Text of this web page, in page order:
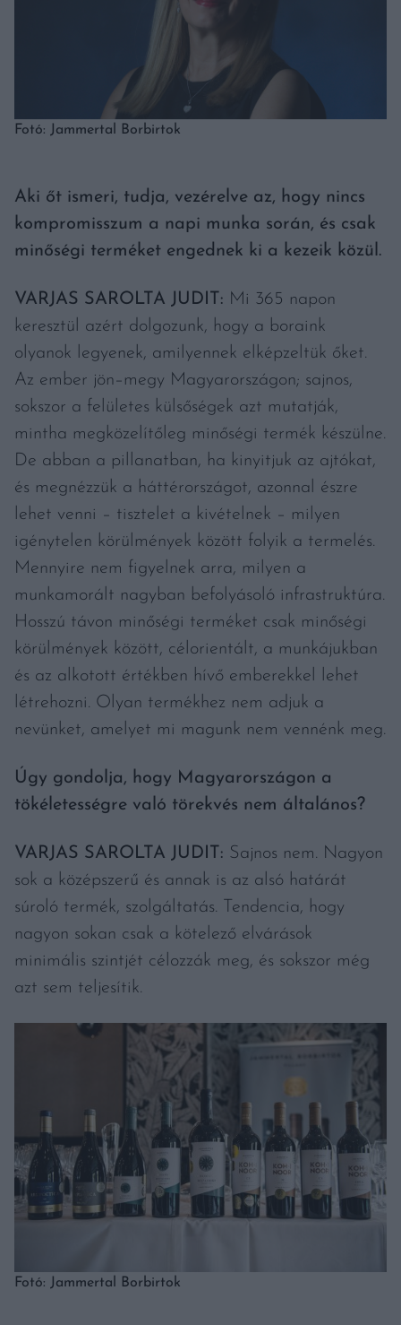
Fotó: Jammertal Borbirtok
Aki őt ismeri, tudja, vezérelve az, hogy nincs
kompromisszum a napi munka során, és csak
minőségi terméket engednek ki a kezeik közül.
VARJAS SAROLTA JUDIT: Mi 365 napon
keresztül azért dolgozunk, hogy a boraink
olyanok legyenek, amilyennek elképzeltük őket.
Az ember jön–megy Magyarországon; sajnos,
sokszor a felületes külsőségek azt mutatják,
mintha megközelítőleg minőségi termék készülne.
De abban a pillanatban, ha kinyitjuk az ajtókat,
és megnézzük a háttérországot, azonnal észre
lehet venni – tisztelet a kivételnek – milyen
igénytelen körülmények között folyik a termelés.
Mennyire nem figyelnek arra, milyen a
munkamorált nagyban befolyásoló infrastruktúra.
Hosszú távon minőségi terméket csak minőségi
körülmények között, célorientált, a munkájukban
és az alkotott értékben hívő emberekkel lehet
létrehozni. Olyan termékhez nem adjuk a
nevünket, amelyet mi magunk nem vennénk meg.
Úgy gondolja, hogy Magyarországon a
tökéletességre való törekvés nem általános?
VARJAS SAROLTA JUDIT: Sajnos nem. Nagyon
sok a középszerű és annak is az alsó határát
súroló termék, szolgáltatás. Tendencia, hogy
nagyon sokan csak a kötelező elvárások
minimális szintjét célozzák meg, és sokszor még
azt sem teljesítik.
Fotó: Jammertal Borbirtok